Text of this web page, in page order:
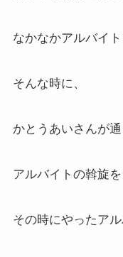
なかなかアルバイ
そんな時に、
かとうあいさんが
アルバイトの斡旋
その時にやったア